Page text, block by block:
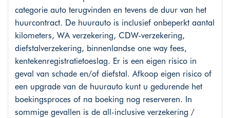
categorie auto terugvinden en tevens de duur van het
huurcontract. De huurauto is inclusief onbeperkt aantal
kilometers, WA verzekering, CDW-verzekering,
diefstalverzekering, binnenlandse one way fees,
kentekenregistratietoeslag. Er is een eigen risico in
geval van schade en/of diefstal. Afkoop eigen risico of
een upgrade van de huurauto kunt u gedurende het
boekingsproces of na boeking nog reserveren. In
sommige gevallen is de all-inclusive verzekering /